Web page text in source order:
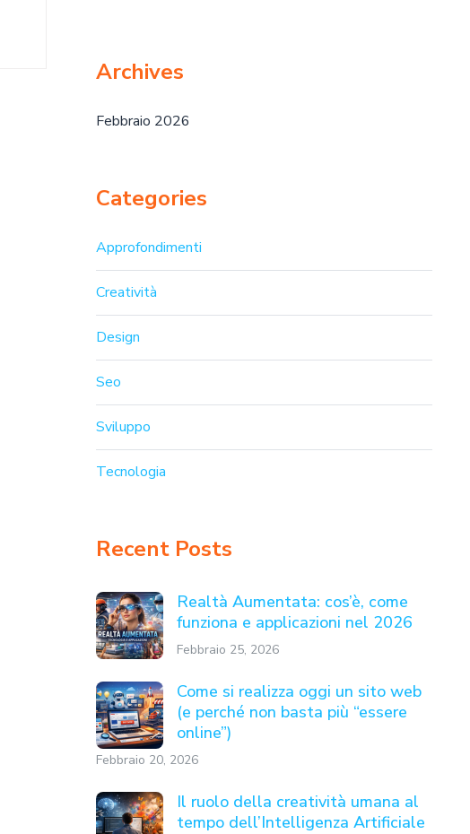
Archives
Febbraio 2026
Categories
Approfondimenti
Creatività
Design
Seo
Sviluppo
Tecnologia
Recent Posts
Realtà Aumentata: cos’è, come
funziona e applicazioni nel 2026
Febbraio 25, 2026
Come si realizza oggi un sito web
(e perché non basta più “essere
online”)
Febbraio 20, 2026
Il ruolo della creatività umana al
tempo dell’Intelligenza Artificiale